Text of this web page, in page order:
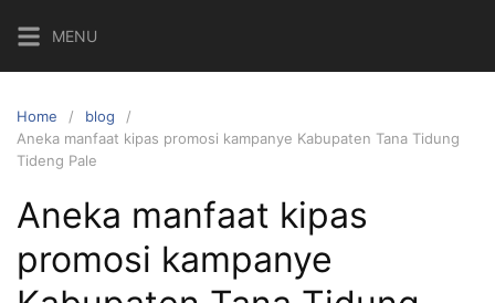
content
MENU
Home
blog
Aneka manfaat kipas promosi kampanye Kabupaten Tana Tidung
Tideng Pale
Aneka manfaat kipas
promosi kampanye